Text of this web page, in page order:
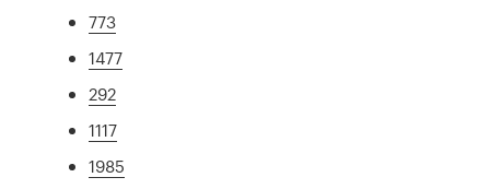
773
1477
292
1117
1985